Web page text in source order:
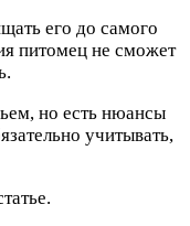
его до самого
питомец не сможет
но есть нюансы
учитывать,